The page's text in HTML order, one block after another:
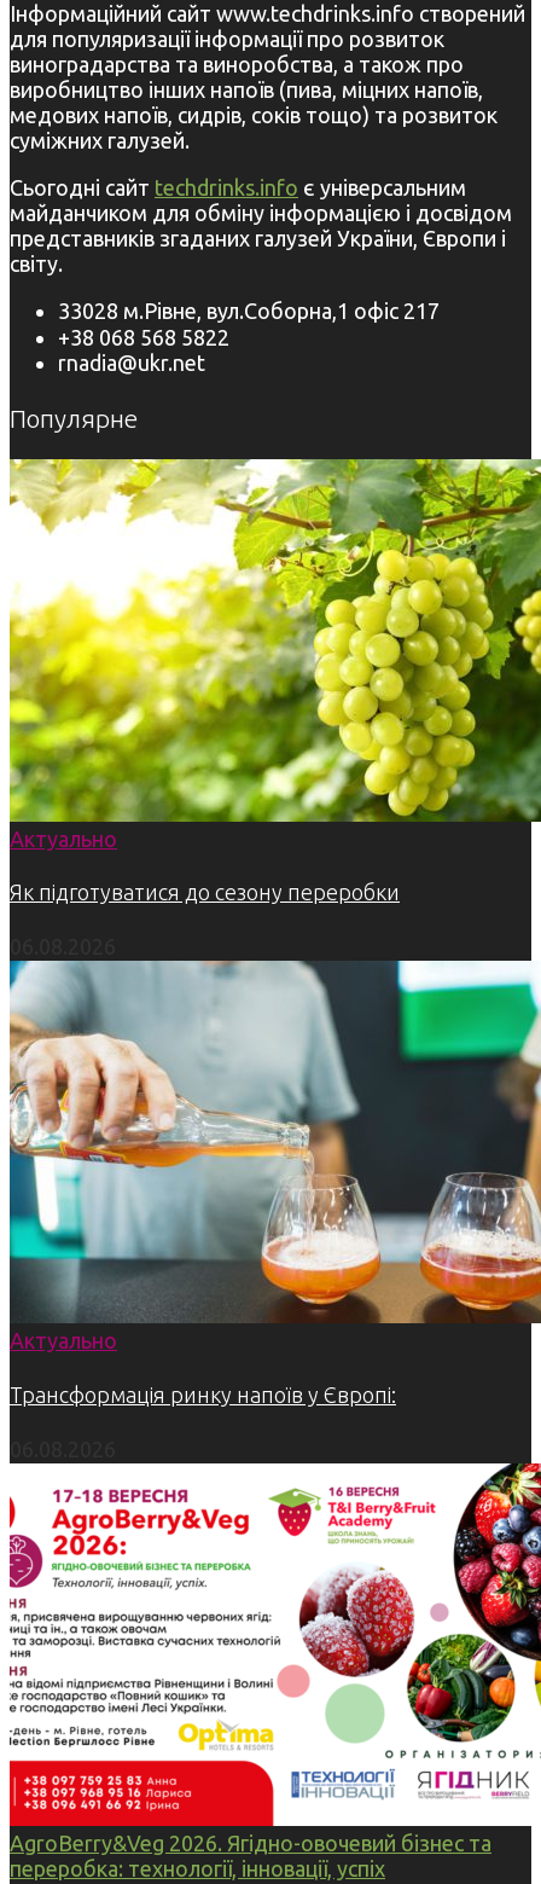
Інформаційний сайт www.techdrinks.info створений
для популяризації інформації про розвиток
виноградарства та виноробства, а також про
виробництво інших напоїв (пива, міцних напоїв,
медових напоїв, сидрів, соків тощо) та розвиток
суміжних галузей.
Сьогодні сайт techdrinks.info є універсальним
майданчиком для обміну інформацією і досвідом
представників згаданих галузей України, Європи і
світу.
33028 м.Рівне, вул.Соборна,1 офіс 217
+38 068 568 5822
rnadia@ukr.net
Популярне
Актуально
Як підготуватися до сезону переробки
Актуально
Трансформація ринку напоїв у Європі:
AgroBerry&Veg 2026. Ягідно-овочевий бізнес та
переробка: технології, інновації, успіх